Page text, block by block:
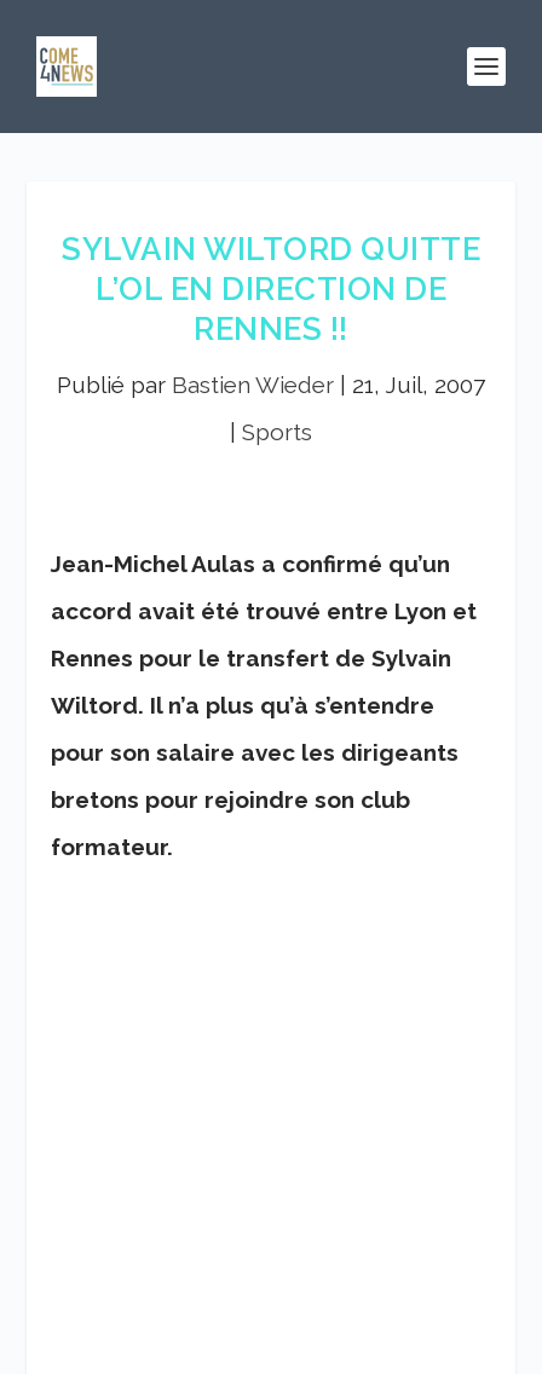
SYLVAIN WILTORD QUITTE
L’OL EN DIRECTION DE
RENNES !!
Publié par Bastien Wieder
21, Juil, 2007
Sports
Jean-Michel Aulas a confirmé qu’un
accord avait été trouvé entre Lyon et
Rennes pour le transfert de Sylvain
Wiltord. Il n’a plus qu’à s’entendre
pour son salaire avec les dirigeants
bretons pour rejoindre son club
formateur.